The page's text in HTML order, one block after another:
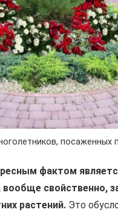
посаженных
фактом
свойственно,
растений. Это